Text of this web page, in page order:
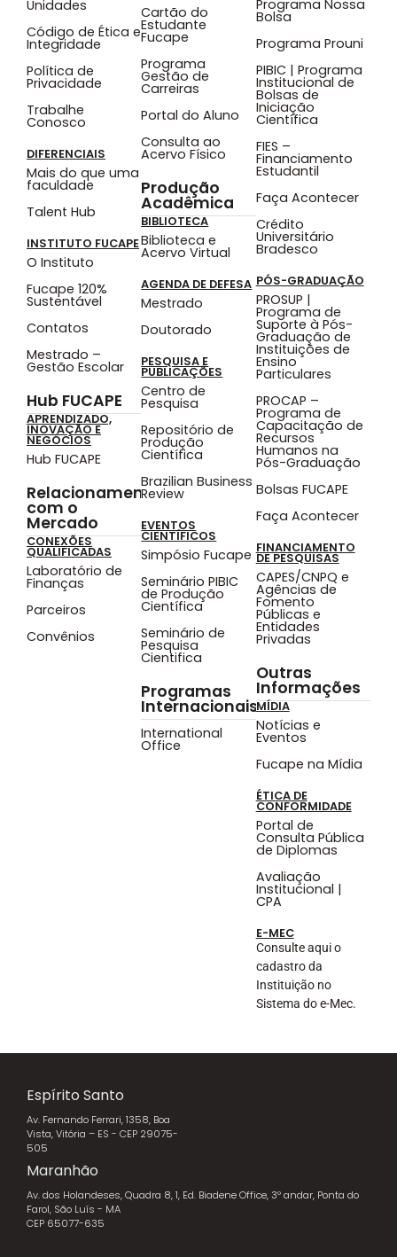
Unidades
Código de Ética e
Integridade
Política de
Privacidade
Trabalhe
Conosco
DIFERENCIAIS
Mais do que uma
faculdade
Talent Hub
INSTITUTO FUCAPE
O Instituto
Fucape 120%
Sustentável
Contatos
Mestrado –
Gestão Escolar
Hub FUCAPE
APRENDIZADO,
INOVAÇÃO E
NEGÓCIOS
Hub FUCAPE
Relacionamento
com o
Mercado
CONEXÕES
QUALIFICADAS
Laboratório de
Finanças
Parceiros
Convênios
Cartão do
Estudante
Fucape
Programa
Gestão de
Carreiras
Portal do Aluno
Consulta ao
Acervo Físico
Produção
Acadêmica
BIBLIOTECA
Biblioteca e
Acervo Virtual
AGENDA DE DEFESA
Mestrado
Doutorado
PESQUISA E
PUBLICAÇÕES
Centro de
Pesquisa
Repositório de
Produção
Científica
Brazilian Business
Review
EVENTOS
CIENTÍFICOS
Simpósio Fucape
Seminário PIBIC
de Produção
Científica
Seminário de
Pesquisa
Cientifica
Programas
Internacionais
International
Office
Programa Nossa
Bolsa
Programa Prouni
PIBIC | Programa
Institucional de
Bolsas de
Iniciação
Científica
FIES –
Financiamento
Estudantil
Faça Acontecer
Crédito
Universitário
Bradesco
PÓS-GRADUAÇÃO
PROSUP |
Programa de
Suporte à Pós-
Graduação de
Instituições de
Ensino
Particulares
PROCAP –
Programa de
Capacitação de
Recursos
Humanos na
Pós-Graduação
Bolsas FUCAPE
Faça Acontecer
FINANCIAMENTO
DE PESQUISAS
CAPES/CNPQ e
Agências de
Fomento
Públicas e
Entidades
Privadas
Outras
Informações
MÍDIA
Notícias e
Eventos
Fucape na Mídia
ÉTICA DE
CONFORMIDADE
Portal de
Consulta Pública
de Diplomas
Avaliação
Institucional |
CPA
E-MEC
Consulte aqui o
cadastro da
Instituição no
Sistema do e-Mec.
Espírito Santo
Av. Fernando Ferrari, 1358, Boa
Vista, Vitória – ES - CEP 29075-
505
Maranhão
Av. dos Holandeses, Quadra 8, 1, Ed. Biadene Office, 3º andar, Ponta do
Farol, São Luís - MA
CEP 65077-635